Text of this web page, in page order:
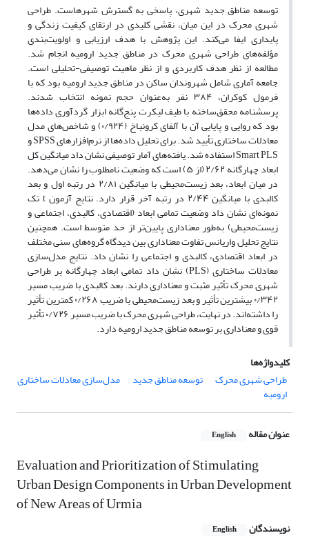
توسعه مناطق جدید شهری، پاسخی به گسترش شهرهاست. طراحی
شهری محرک در این میان، نقشی کلیدی در ارتقای کیفیت زندگی و
پایداری ایفا می‌کند. این پژوهش با هدف ارزیابی و اولویت‌بندی
مؤلفه‌های طراحی شهری محرک در مناطق جدید ارومیه انجام شد.
مطالعه از نظر هدف کاربردی و از نظر ماهیت توصیفی-تحلیلی است.
جامعه آماری شامل شهروندان ساکن در مناطق جدید ارومیه بود که با
فرمول کوکران، ۳۸۴ نفر به‌عنوان حجم نمونه انتخاب شدند.
پرسشنامه محقق‌ساخته با طیف لیکرت پنج‌گانه ابزار گردآوری داده‌ها
بود که روایی و پایایی آن با آلفای کرونباخ (۰/۹۲۴) و شاخص‌های مدل
معادلات ساختاری تأیید شد. برای تحلیل داده‌ها از نرم‌افزارهای SPSS و
Smart PLS استفاده شد. یافته‌های آمار توصیفی نشان داد میانگین کل
ابعاد چهارگانه ۲/۶۲ (از ۵) است که وضعیت نامطلوب را نشان می‌دهد.
در میان ابعاد، بعد زیست‌محیطی با میانگین ۲/۸۱ در رتبه اول و بعد
کالبدی با میانگین ۲/۴۴ در رتبه آخر قرار دارد. نتایج آزمون t تک
نمونه‌ای نشان داد وضعیت تمامی ابعاد (اقتصادی، کالبدی، اجتماعی و
زیست‌محیطی) به‌طور معناداری پایین‌تر از حد متوسط است. همچنین
نتایج تحلیل واریانس تفاوت معناداری بین دیدگاه گروه‌های سنی مختلف
در ابعاد اقتصادی، کالبدی و اجتماعی را نشان داد. نتایج مدل‌سازی
معادلات ساختاری (PLS) نشان داد تمامی ابعاد چهارگانه بر طراحی
شهری محرک تأثیر مثبت و معناداری دارند. بعد کالبدی با ضریب مسیر
۰/۳۴۲ بیشترین تأثیر و بعد زیست‌محیطی با ضریب ۰/۲۶۸ کمترین تأثیر
را داشته‌اند. در نهایت، طراحی شهری محرک با ضریب مسیر ۰/۷۲۶ تأثیر
قوی و معناداری بر توسعه مناطق جدید ارومیه دارد.
کلیدواژه‌ها
طراحی شهری محرک
توسعه مناطق جدید مدل‌سازی معادلات ساختاری
ارومیه
عنوان مقاله English
Evaluation and Prioritization of Stimulating
Urban Design Components in Urban Development
of New Areas of Urmia
نویسندگان English